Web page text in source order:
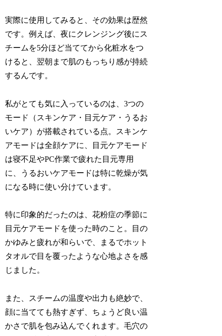
実際に使用してみると、その効果は歴然
です。例えば、夜にクレンジング後にス
チームを5分ほど当ててから化粧水をつ
けると、翌朝まで肌のもっちり感が持続
するんです。
私がとても気に入っているのは、3つの
モード（スキンケア・目元ケア・うるお
いケア）が搭載されている点。スキンケ
アモードは全顔ケアに、目元ケアモード
は寝不足やPC作業で疲れた目元専用
に、うるおいケアモードは特に乾燥が気
になる時に使い分けています。
特に印象的だったのは、花粉症の季節に
目元ケアモードを使った時のこと。目の
かゆみと疲れが和らいで、まるでホット
タオルで目を覆ったような心地よさを感
じました。
また、スチームの温度や出力も絶妙で、
顔に当てても熱すぎず、ちょうど良い温
かさで肌を包み込んでくれます。毛穴の